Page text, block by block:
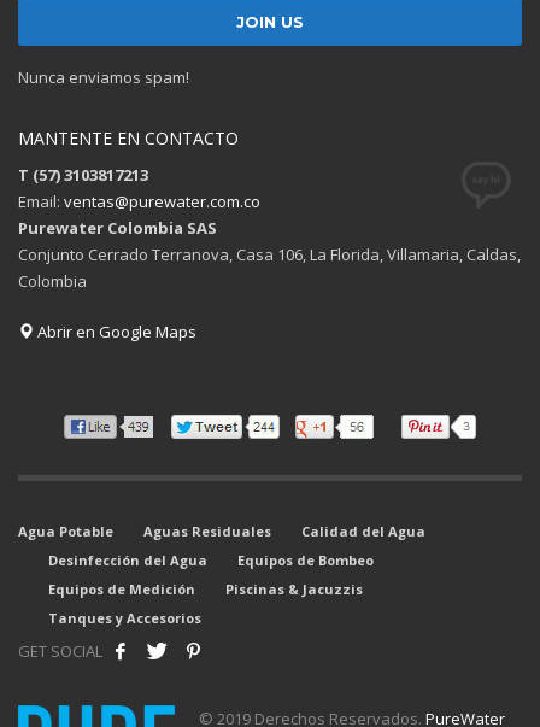
Nunca enviamos spam!
MANTENTE EN CONTACTO
T (57) 3103817213
Email: ventas@purewater.com.co
Purewater Colombia SAS
Conjunto Cerrado Terranova, Casa 106, La Florida, Villamaria, Caldas,
Colombia
Abrir en Google Maps
Agua Potable Aguas Residuales
Calidad del Agua
Desinfección del Agua
Equipos de Bombeo
Equipos de Medición
Piscinas & Jacuzzis
Tanques y Accesorios
GET SOCIAL
© 2019 Derechos Reservados. PureWater